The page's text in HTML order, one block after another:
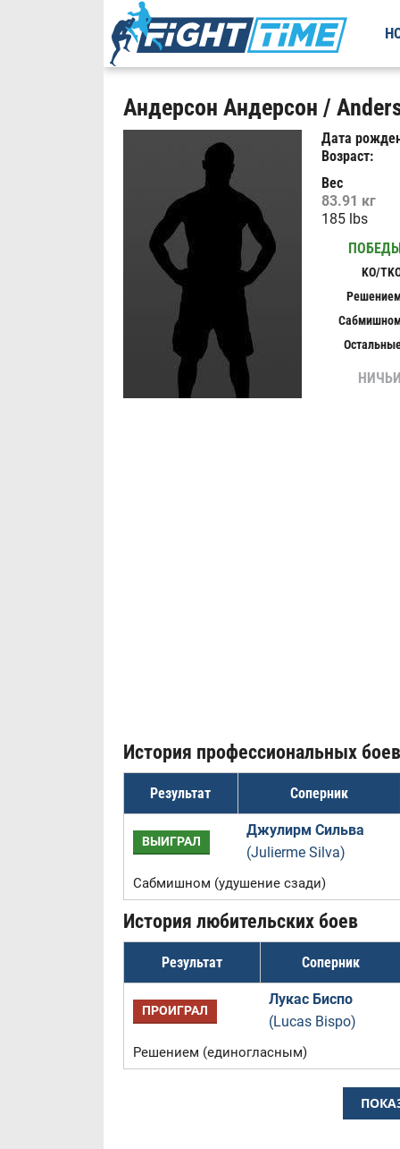
Андерсон Андерсон /
Дата
Возраст:
Вес
83.91 кг
185 lbs
KO/
НИЧЬИ
История профессиональных боев
Результат Соперник
ВЫИГРАЛ
Джулирм Сильва
(Julierme Silva)
Сабмишном (удушение сзади)
История любительских боев
Результат Соперник
ПРОИГРАЛ
Лукас Биспо
(Lucas Bispo)
Решением (единогласным)